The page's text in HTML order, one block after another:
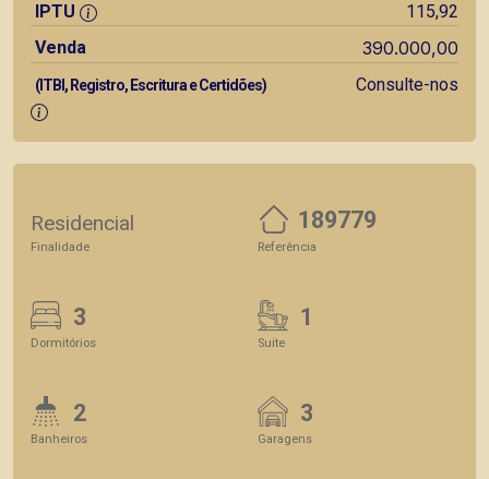
IPTU
115,92
Venda
390.000,00
(ITBI, Registro, Escritura e Certidões) Consulte-nos
Residencial
Finalidade
189779
Referência
3
Dormitórios
1
Suite
2
Banheiros
3
Garagens